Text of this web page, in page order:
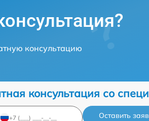
консультацию
консультация со
Оставить